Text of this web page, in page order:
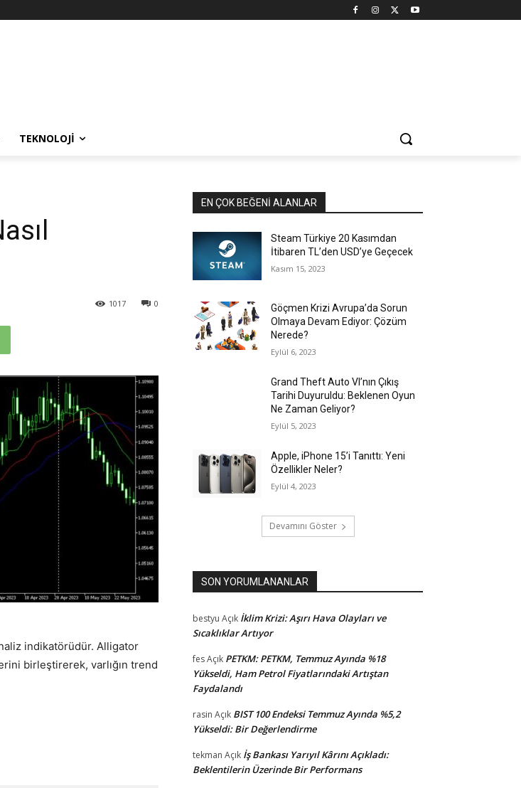
TEKNOLOJI
0
1017
indikatörüdür. Alligator
birleştirerek, varlığın trend
EN ÇOK BEĞENI ALANLAR
Steam Türkiye 20 Kasımdan
İtibaren TL’den USD’ye Geçecek
Kasım 15, 2023
Göçmen Krizi Avrupa’da Sorun
Olmaya Devam Ediyor: Çözüm
Nerede?
Eylül 6, 2023
Grand Theft Auto VI’nın Çıkış
Tarihi Duyuruldu: Beklenen Oyun
Ne Zaman Geliyor?
Eylül 5, 2023
Apple, iPhone 15’i Tanıttı: Yeni
Özellikler Neler?
Eylül 4, 2023
Devamını Göster
SON YORUMLANANLAR
bestyu Açık İklim Krizi: Aşırı Hava Olayları ve
Sıcaklıklar Artıyor
fesAçık PETKM: PETKM, Temmuz Ayında %18
Yükseldi, Ham Petrol Fiyatlarındaki Artıştan
Faydalandı
rasin Açık BIST 100 Endeksi Temmuz Ayında %5,2
Yükseldi: Bir Değerlendirme
tekman Açık İş Bankası Yarıyıl Kârını Açıkladı:
Beklentilerin Üzerinde Bir Performans